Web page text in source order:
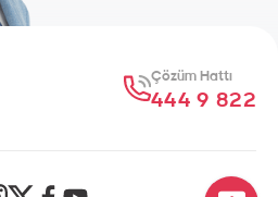
Çözüm Hattı
444 9 822